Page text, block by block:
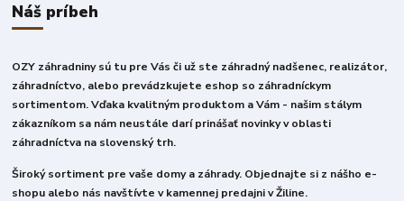
Náš príbeh
OZY záhradniny sú tu pre Vás či už ste záhradný nadšenec, realizátor,
záhradníctvo, alebo prevádzkujete eshop so záhradníckym
sortimentom. Vďaka kvalitným produktom a Vám - našim stálym
zákazníkom sa nám neustále darí prinášať novinky v oblasti
záhradníctva na slovenský trh.
Široký sortiment pre vaše domy a záhrady. Objednajte si z nášho e-
shopu alebo nás navštívte v kamennej predajni v Žiline.